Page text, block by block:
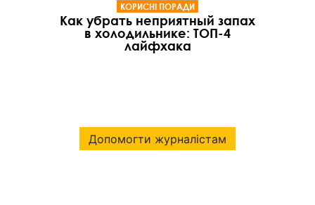
КОРИСНІ ПОРАДИ
Как убрать неприятный запах
в холодильнике: ТОП-4
лайфхака
Допомогти журналістам